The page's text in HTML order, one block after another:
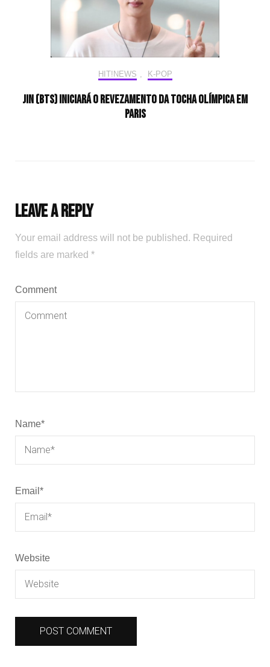
HIT!NEWS , K-POP
Jin (BTS) iniciará o revezamento da tocha olímpica em
Paris
Leave a Reply
Your email address will not be published. Required
fields are marked *
Comment
Name*
Email *
Website